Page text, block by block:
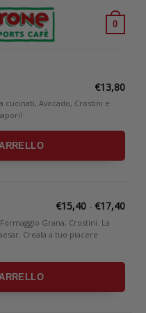
0
€13,80
cucinati, Avocado, Crostini e
€15,40 - €17,40
Grana, Crostini. La
Creala a tuo piacere